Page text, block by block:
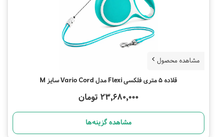
مشاهده محصول
قلاده 5 متری فلکسی Flexi مدل Vario Cord سایز M
23,680,000 تومان
مشاهده گزینه‌ها